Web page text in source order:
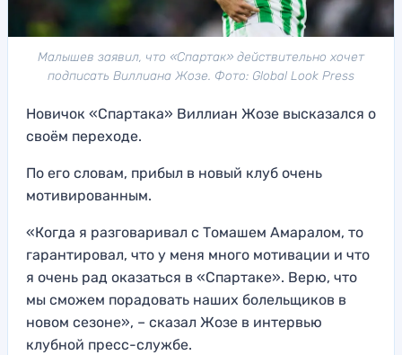
Малышев заявил, что «Спартак» действительно хочет
подписать Виллиана Жозе. Фото: Global Look Press
Новичок «Спартака» Виллиан Жозе высказался о
своём переходе.
По его словам, прибыл в новый клуб очень
мотивированным.
«Когда я разговаривал с Томашем Амаралом, то
гарантировал, что у меня много мотивации и что
я очень рад оказаться в «Спартаке». Верю, что
мы сможем порадовать наших болельщиков в
новом сезоне», – сказал Жозе в интервью
клубной пресс-службе.